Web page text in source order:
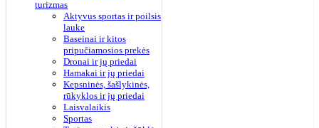
turizmas
Aktyvus sportas ir poilsis
lauke
Baseinai ir kitos
pripučiamosios prekės
Dronai ir jų priedai
Hamakai ir jų priedai
Kepsninės, šašlykinės,
rūkyklos ir jų priedai
Laisvalaikis
Sportas